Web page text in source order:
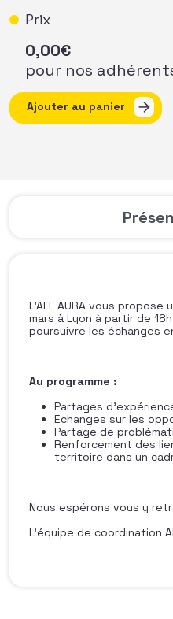
Prix
0,00€
pour nos
quantité de AFFterwork à
Ajouter au panier
L’AFF AURA vous
mars à Lyon à partir de
poursuivre les échanges
Au programme :
Partages
Echanges sur les
Partage de
Renforcement des
territoire dans un
Nous espérons vous y
L’équipe de coordination